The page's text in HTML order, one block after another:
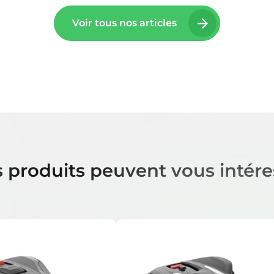
Voir tous nos articles
produits peuvent vous